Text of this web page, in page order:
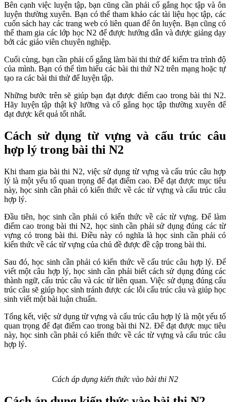
Bên cạnh việc luyện tập, bạn cũng cần phải cố gắng học tập và ôn
luyện thường xuyên. Bạn có thể tham khảo các tài liệu học tập, các
cuốn sách hay các trang web có liên quan để ôn luyện. Bạn cũng có
thể tham gia các lớp học N2 để được hướng dẫn và được giảng dạy
bởi các giáo viên chuyên nghiệp.
Cuối cùng, bạn cần phải cố gắng làm bài thi thử để kiểm tra trình độ
của mình. Bạn có thể tìm hiểu các bài thi thử N2 trên mạng hoặc tự
tạo ra các bài thi thử để luyện tập.
Những bước trên sẽ giúp bạn đạt được điểm cao trong bài thi N2.
Hãy luyện tập thật kỹ lưỡng và cố gắng học tập thường xuyên để
đạt được kết quả tốt nhất.
Cách sử dụng từ vựng và cấu trúc câu
hợp lý trong bài thi N2
Khi tham gia bài thi N2, việc sử dụng từ vựng và cấu trúc câu hợp
lý là một yếu tố quan trọng để đạt điểm cao. Để đạt được mục tiêu
này, học sinh cần phải có kiến thức về các từ vựng và cấu trúc câu
hợp lý.
Đầu tiên, học sinh cần phải có kiến thức về các từ vựng. Để làm
điểm cao trong bài thi N2, học sinh cần phải sử dụng đúng các từ
vựng có trong bài thi. Điều này có nghĩa là học sinh cần phải có
kiến thức về các từ vựng của chủ đề được đề cập trong bài thi.
Sau đó, học sinh cần phải có kiến thức về cấu trúc câu hợp lý. Để
viết một câu hợp lý, học sinh cần phải biết cách sử dụng đúng các
thành ngữ, cấu trúc câu và các từ liên quan. Việc sử dụng đúng cấu
trúc câu sẽ giúp học sinh tránh được các lỗi cấu trúc câu và giúp học
sinh viết một bài luận chuẩn.
Tổng kết, việc sử dụng từ vựng và cấu trúc câu hợp lý là một yếu tố
quan trọng để đạt điểm cao trong bài thi N2. Để đạt được mục tiêu
này, học sinh cần phải có kiến thức về các từ vựng và cấu trúc câu
hợp lý.
Cách áp dụng kiến thức vào bài thi N2